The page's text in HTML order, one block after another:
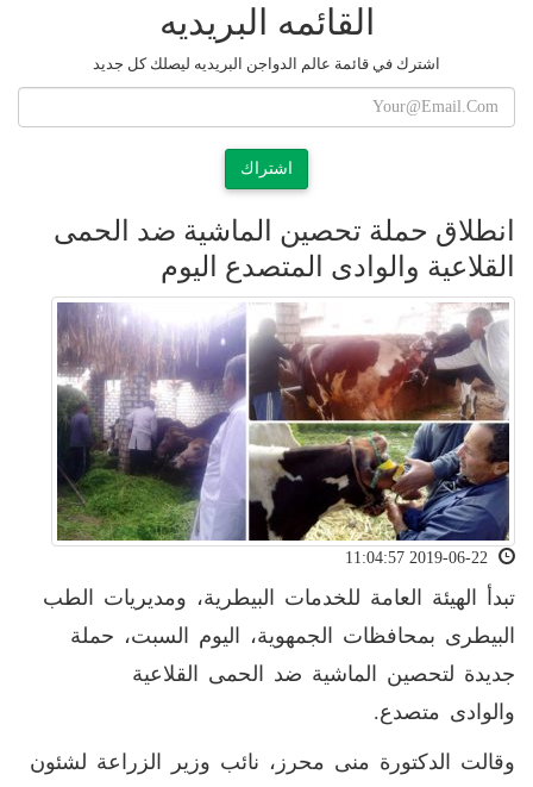
القائمه البريديه
اشترك في قائمة عالم الدواجن البريديه ليصلك كل جديد
اشتراك
انطلاق حملة تحصين الماشية ضد الحمى
القلاعية والوادى المتصدع اليوم
تبدأ الهيئة العامة للخدمات البيطرية، ومديريات الطب
البيطرى بمحافظات الجمهوية، اليوم السبت، حملة
جديدة لتحصين الماشية ضد الحمى القلاعية
والوادى متصدع.
وقالت الدكتورة منى محرز، نائب وزير الزراعة لشئون